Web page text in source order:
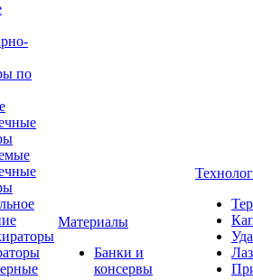
по
Материалы
Банки и
консервы